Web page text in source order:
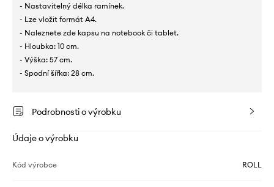
- Nastavitelný délka ramínek.
- Lze vložit formát A4.
- Naleznete zde kapsu na notebook či tablet.
- Hloubka: 10 cm.
- Výška: 57 cm.
- Spodní šířka: 28 cm.
Podrobnosti o výrobku
Údaje o výrobku
Kód výrobce ROLL